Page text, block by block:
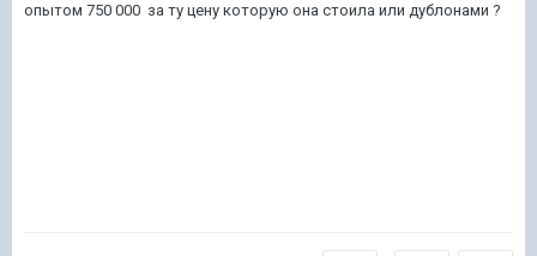
опытом 750 000 за ту цену которую она стоила или дублонами ?